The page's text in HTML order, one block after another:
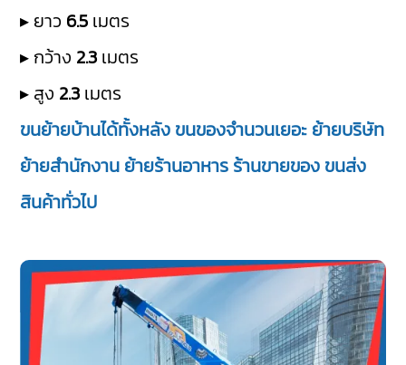
▸ ยาว 6.5 เมตร
▸ กว้าง 2.3 เมตร
▸ สูง 2.3 เมตร
ขนย้ายบ้านได้ทั้งหลัง ขนของจำนวนเยอะ ย้ายบริษัท
ย้ายสำนักงาน ย้ายร้านอาหาร ร้านขายของ ขนส่ง
สินค้าทั่วไป